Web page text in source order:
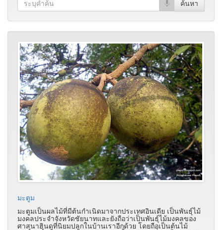
มะตูม
มะตูมเป็นผลไม้ที่มีต้นกำเนิดมาจากประเทศอินเดีย เป็นพันธุ์ไม้
มงคลประจำจังหวัดชัยนาทและยังถือว่าเป็นพันธุ์ไม้มงคลของ
ศาสนาฮินดูที่นิยมปลูกในบ้านเราอีกด้วย โดยถือเป็นต้นไม้